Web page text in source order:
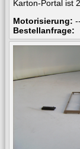
Karton-Portal ist
Motorisierung: --
Bestellanfrage: